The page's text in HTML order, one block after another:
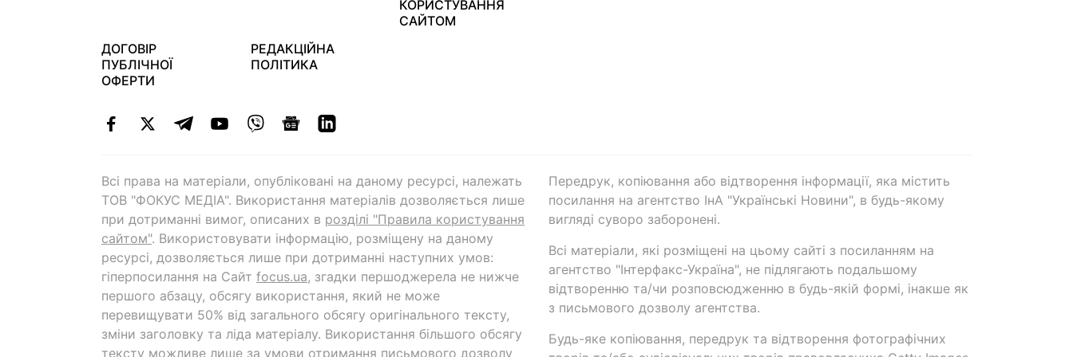
КОРИСТУВАННЯ
САЙТОМ
ДОГОВІР
ПУБЛІЧНОЇ
ОФЕРТИ
РЕДАКЦІЙНА
ПОЛІТИКА
Всі права на матеріали, опубліковані на даному ресурсі, належать
ТОВ "ФОКУС МЕДІА". Використання матеріалів дозволяється лише
при дотриманні вимог, описаних в розділі "Правила користування
сайтом". Використовувати інформацію, розміщену на даному
ресурсі, дозволяється лише при дотриманні наступних умов:
гіперпосилання на Cайт focus.ua, згадки першоджерела не нижче
першого абзацу, обсягу використання, який не може
перевищувати 50% від загального обсягу оригінального тексту,
зміни заголовку та ліда матеріалу. Використання більшого обсягу
тексту можливе лише за умови отримання письмового дозволу
Передрук, копіювання або відтворення інформації, яка містить
посилання на агентство ІнА "Українські Новини", в будь-якому
вигляді суворо заборонені.
Всі матеріали, які розміщені на цьому сайті з посиланням на
агентство "Інтерфакс-Україна", не підлягають подальшому
відтворенню та/чи розповсюдженню в будь-якій формі, інакше як
з письмового дозволу агентства.
Будь-яке копіювання, передрук та відтворення фотографічних